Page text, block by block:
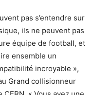
pas s’entendre sur
ils ne peuvent pas
équipe de football, et
ensemble un
incroyable »,
Grand collisionneur